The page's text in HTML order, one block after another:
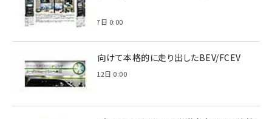
5G！
2022年7月7日 0:00
脱炭素に向けて本格的に走り出したBEV/FCEV
2022年6月12日 0:00